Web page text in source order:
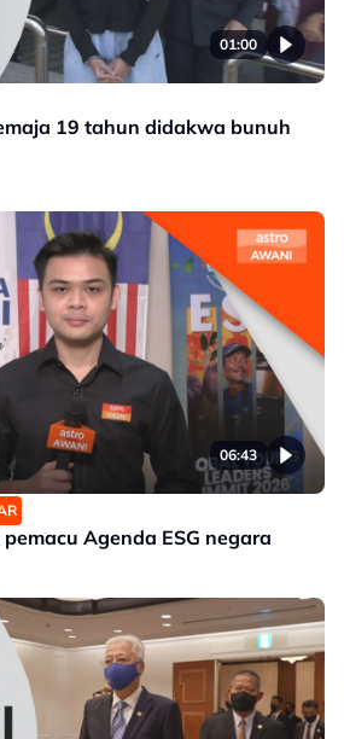
01:00
19 tahun didakwa bunuh
06:43
Agenda ESG negara